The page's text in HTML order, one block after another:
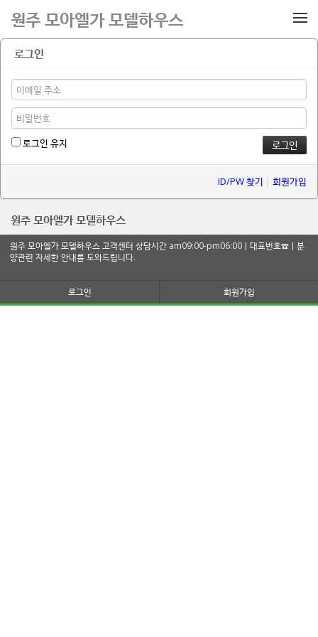
원주 모아엘가 모델하우스
로그인
로그인 유지
ID/PW 찾기 | 회원가입
원주 모아엘가 모델하우스
원주 모아엘가 모델하우스 고객센터 상담시간 am09:00-pm06:00ㅣ대표번호☎ㅣ분
양관련 자세한 안내를 도와드립니다.
로그인 회원가입